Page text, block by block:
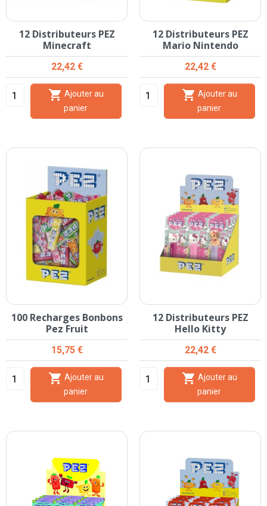
12 Distributeurs PEZ
Minecraft
Prix
22,42 €

panier
12 Distributeurs PEZ
Mario Nintendo
Prix
22,42 €

panier
100 Recharges Bonbons
Pez Fruit
Prix
15,75 €

panier
12 Distributeurs PEZ
Hello Kitty
Prix
22,42 €

panier